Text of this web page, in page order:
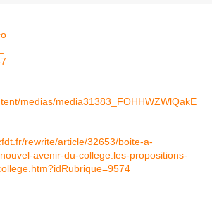
medias/media31383_FOHHWZWlQakE
rewrite/article/32653/boite-a-
avenir-du-college:les-propositions-